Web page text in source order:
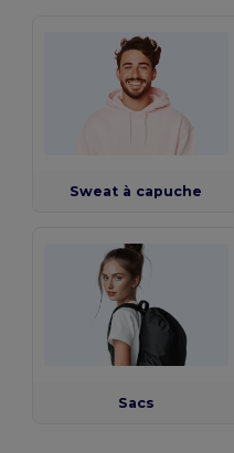
Sweat à capuche
Sacs